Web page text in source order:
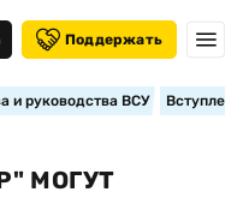
Поддержать
и руководства ВСУ
МОГУТ